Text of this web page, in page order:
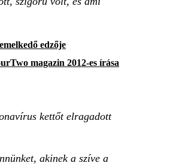
edzője
magazin 2012-es írása
kettőt elragadott
akinek a szíve a